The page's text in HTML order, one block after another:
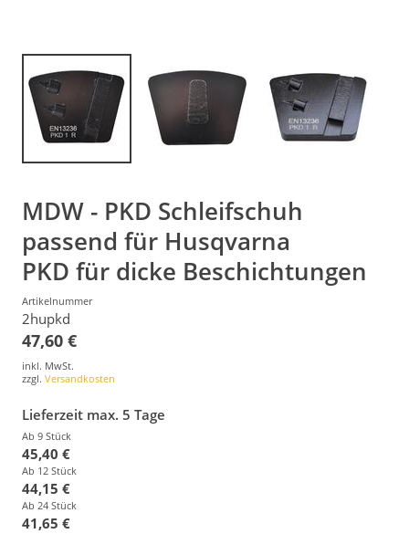
MDW - PKD Schleifschuh
passend für Husqvarna
PKD für dicke Beschichtungen
Artikelnummer
2hupkd
47,60 €
inkl. MwSt.
zzgl. Versandkosten
Lieferzeit max. 5 Tage
Ab 9 Stück
45,40 €
Ab 12 Stück
44,15 €
Ab 24 Stück
41,65 €